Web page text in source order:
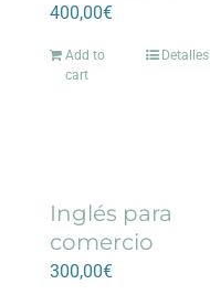
400,00€
Add to
cart
Detalles
Inglés para
comercio
300,00€